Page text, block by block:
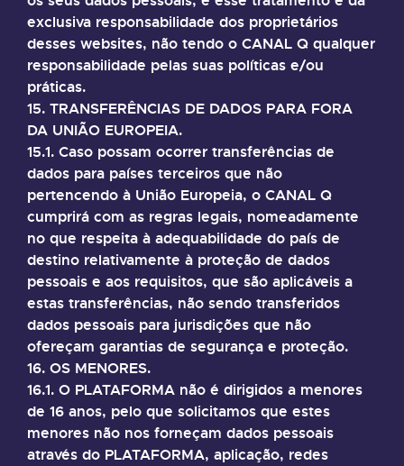
exclusiva responsabilidade dos proprietários
desses websites, não tendo o CANAL Q qualquer
responsabilidade pelas suas políticas e/ou
práticas.
15. TRANSFERÊNCIAS DE DADOS PARA FORA
DA UNIÃO EUROPEIA.
15.1. Caso possam ocorrer transferências de
dados para países terceiros que não
pertencendo à União Europeia, o CANAL Q
cumprirá com as regras legais, nomeadamente
no que respeita à adequabilidade do país de
destino relativamente à proteção de dados
pessoais e aos requisitos, que são aplicáveis a
estas transferências, não sendo transferidos
dados pessoais para jurisdições que não
ofereçam garantias de segurança e proteção.
16. OS MENORES.
16.1. O PLATAFORMA não é dirigidos a menores
de 16 anos, pelo que solicitamos que estes
menores não nos forneçam dados pessoais
através do PLATAFORMA, aplicação, redes